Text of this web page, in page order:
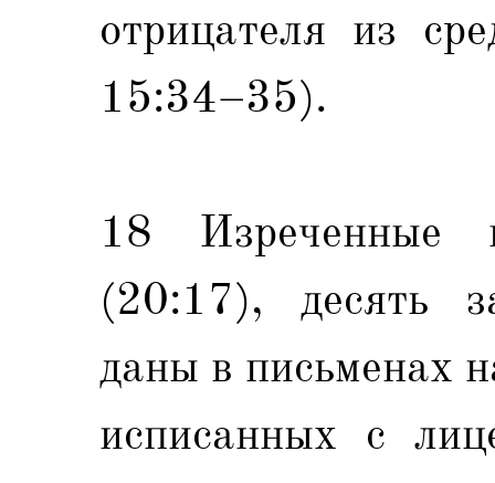
отрицателя из
15:34–35).
18 Изреченные
(20:17), десять
даны в письменах
исписанных с